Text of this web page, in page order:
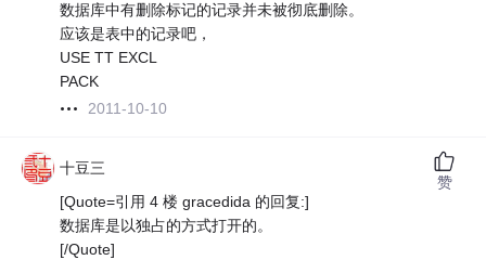
数据库中有删除标记的记录并未被彻底删除。
应该是表中的记录吧，
USE TT EXCL
PACK
2011-10-10
十豆三
[Quote=引用 4 楼 gracedida 的回复:]
数据库是以独占的方式打开的。
[/Quote]
赞